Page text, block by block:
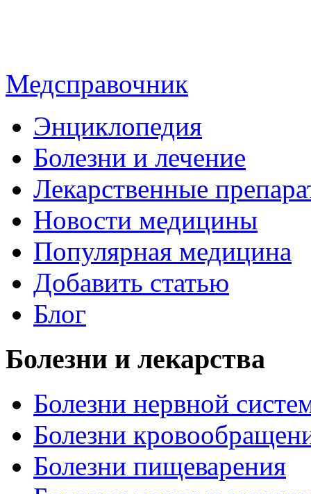
Медсправочник
Энциклопедия
Болезни и лечение
Лекарственные
Новости медицины
Популярная медицина
Добавить статью
Блог
Болезни и лекарства
Болезни нервной
Болезни
Болезни пищеварения